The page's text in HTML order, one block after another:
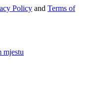
Policy and Terms of
mjestu